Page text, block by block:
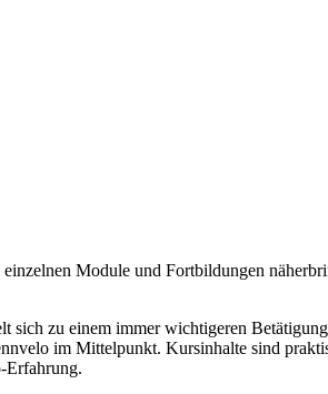
Module und Fortbildungen
sich zu einem immer wichtigeren
im Mittelpunkt. Kursinhalte sind
Erfahrung.